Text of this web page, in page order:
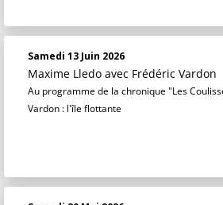
Samedi 13 Juin 2026
Maxime Lledo avec Frédéric Vardon
Au programme de la chronique "Les
Vardon : l'île flottante